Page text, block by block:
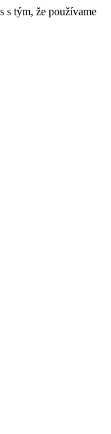
s tým, že používame